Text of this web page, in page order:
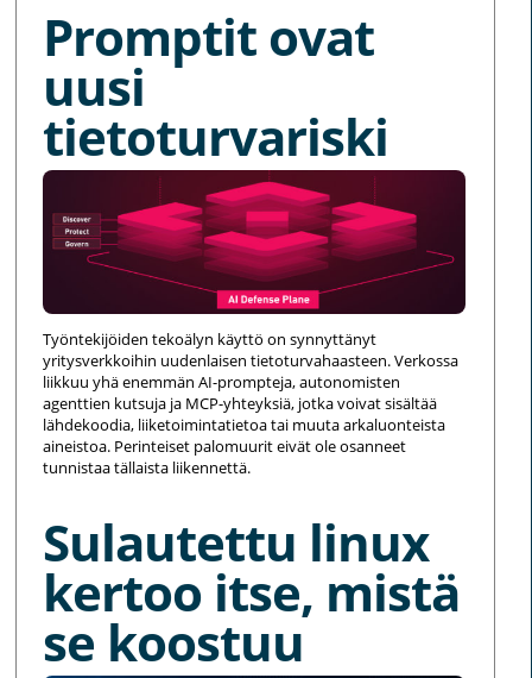
Promptit ovat
uusi
tietoturvariski
Työntekijöiden tekoälyn käyttö on synnyttänyt
yritysverkkoihin uudenlaisen tietoturvahaasteen. Verkossa
liikkuu yhä enemmän AI-prompteja, autonomisten
agenttien kutsuja ja MCP-yhteyksiä, jotka voivat sisältää
lähdekoodia, liiketoimintatietoa tai muuta arkaluonteista
aineistoa. Perinteiset palomuurit eivät ole osanneet
tunnistaa tällaista liikennettä.
Sulautettu linux
kertoo itse, mistä
se koostuu